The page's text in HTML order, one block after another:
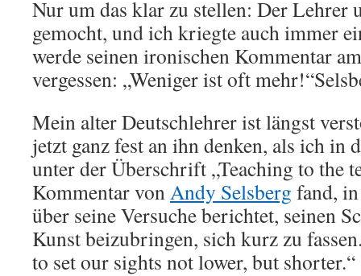
Nur um das klar zu stellen: Der Lehrer
gemocht, und ich kriegte auch immer
werde seinen ironischen Kommentar
vergessen: „Weniger ist oft
Mein alter Deutschlehrer ist längst
jetzt ganz fest an ihn denken, als ich in
unter der Überschrift „Teaching to the
Kommentar vonAndy Selsberg fand,
über seine Versuche berichtet, seinen
Kunst beizubringen, sich kurz zu
to set our sights not lower, but shorter.“